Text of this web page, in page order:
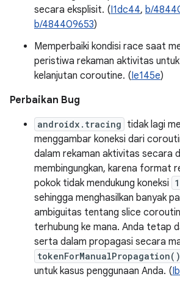
secara eksplisit. (I1dc44, b/
b/484409653)
Memperbaiki kondisi race saat
peristiwa rekaman aktivitas
kelanjutan coroutine. (Ie145e)
Perbaikan Bug
androidx.tracing tidak lagi
menggambar koneksi dari
dalam rekaman aktivitas secara
membingungkan, karena format
pokok tidak mendukung koneksi
sehingga menghasilkan banyak
ambiguitas tentang slice
terhubung ke mana. Anda tetap
serta dalam propagasi secara
tokenForManualPropagation()
untuk kasus penggunaan Anda. (